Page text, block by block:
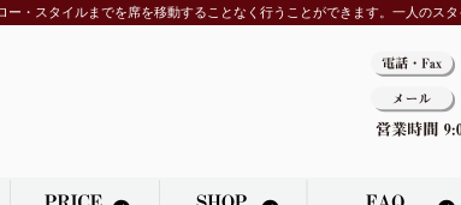
・スタイルまでを席を移動することなく行うことができます。一人のスタ